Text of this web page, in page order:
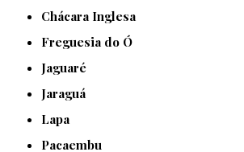
Chácara Inglesa
Freguesia do Ó
Jaguaré
Jaraguá
Lapa
Pacaembu